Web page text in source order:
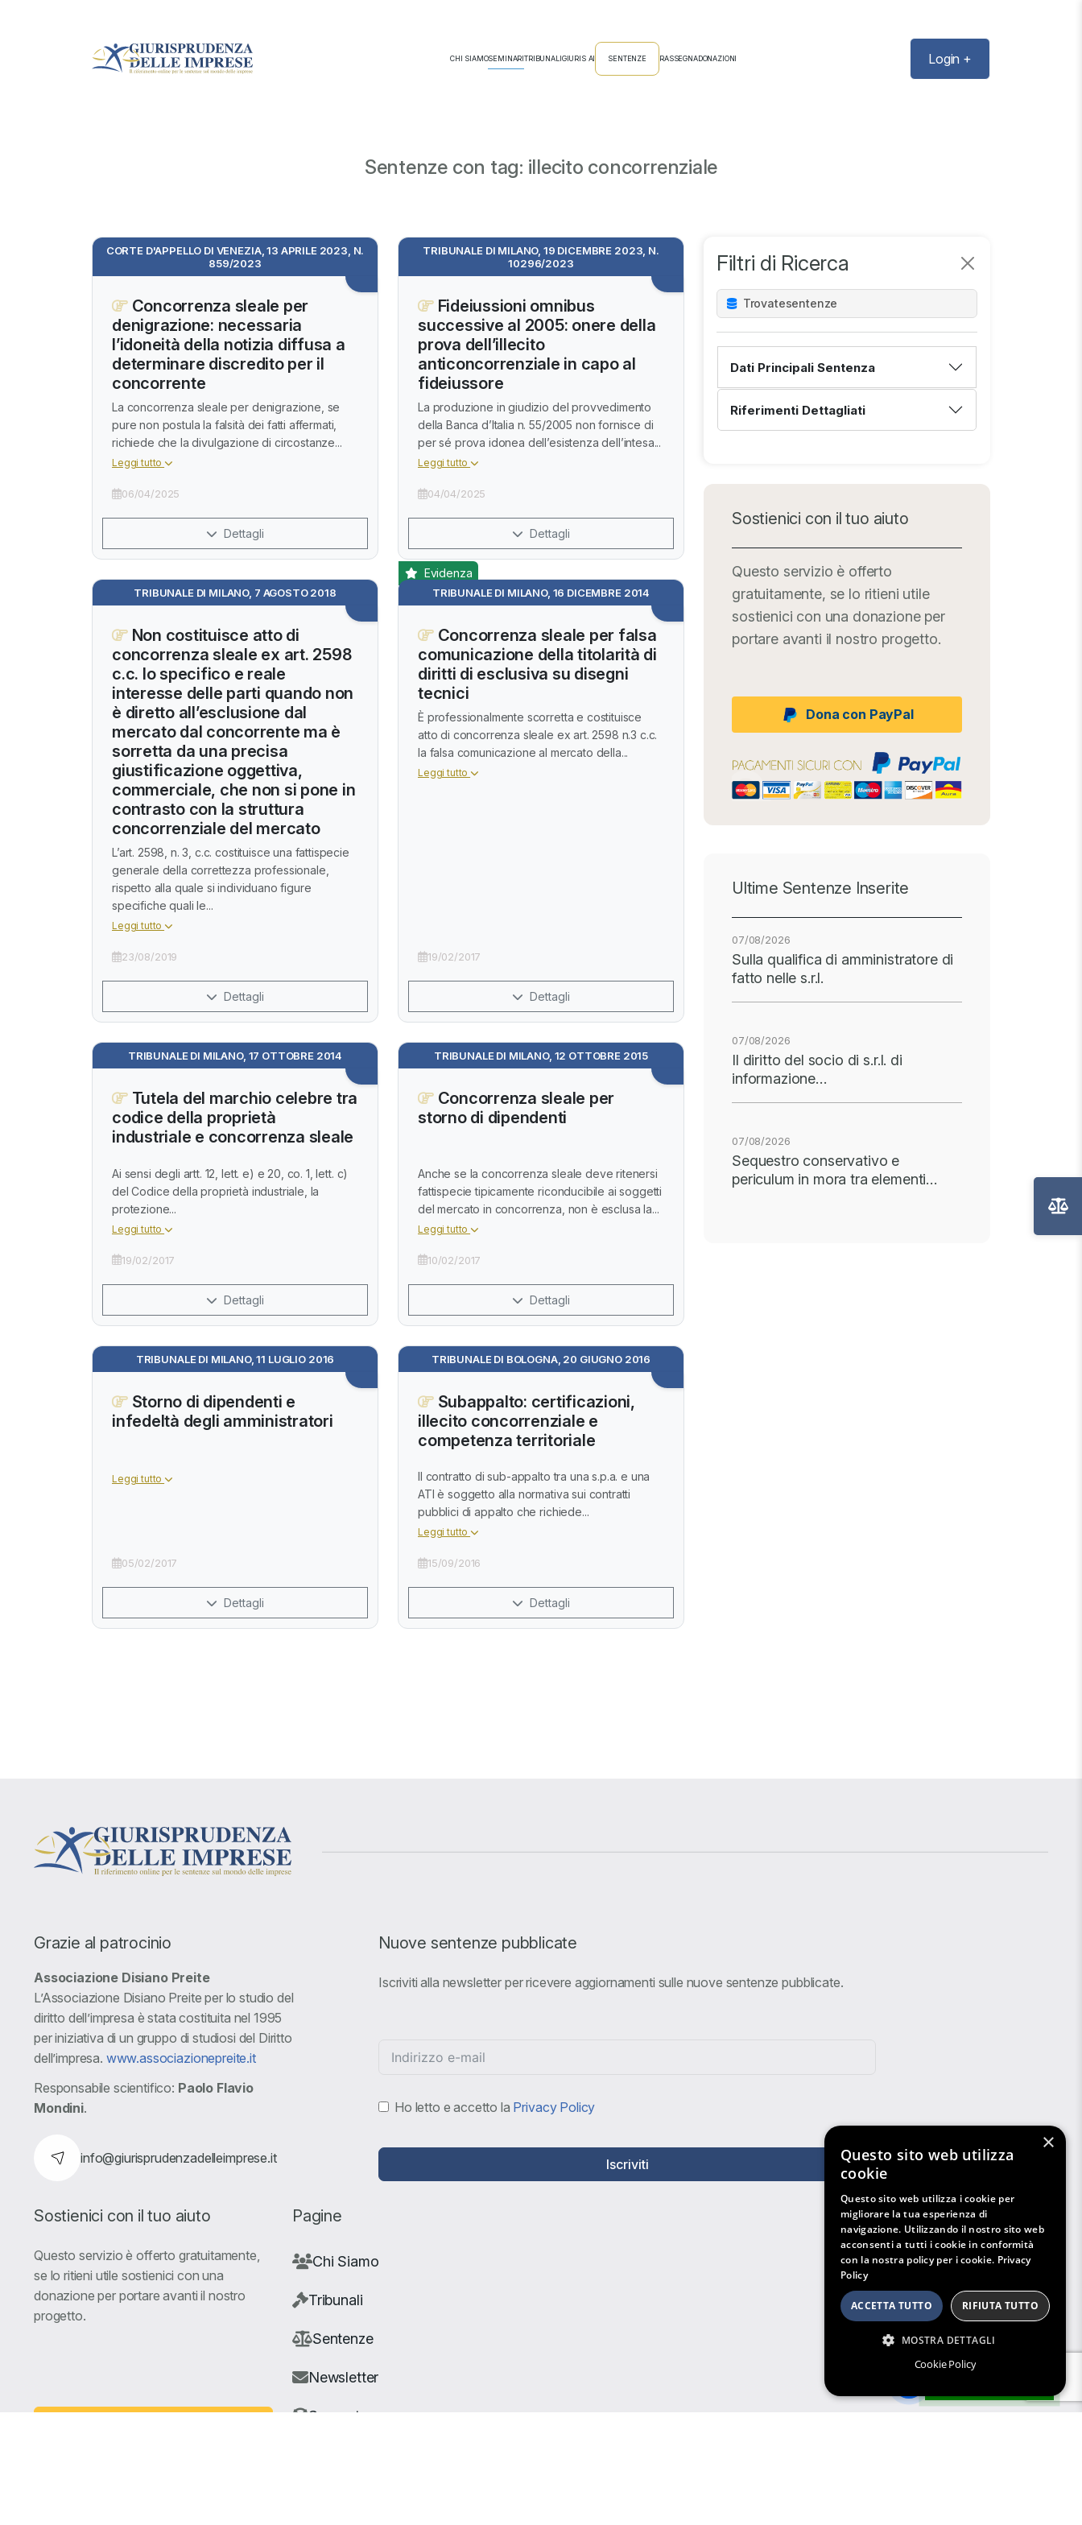
CHI SIAMOSEMINARITRIBUNALIGIURIS AI SENTENZE RASSEGNADONAZIONI Login +
Sentenze con tag: illecito concorrenziale
Filtri di Ricerca
Trovatesentenze
Dati Principali Sentenza
Riferimenti Dettagliati
Sostienici con il tuo aiuto
Questo servizio è offerto
gratuitamente, se lo ritieni utile
sostienici con una donazione per
portare avanti il nostro progetto.
Dona con PayPal
Ultime Sentenze Inserite
07/08/2026
Sulla qualifica di amministratore di
fatto nelle s.r.l.
07/08/2026
Il diritto del socio di s.r.l. di
informazione…
07/08/2026
Sequestro conservativo e
periculum in mora tra elementi…
CORTE D'APPELLO DI VENEZIA, 13 APRILE 2023, N.
859/2023
Concorrenza sleale per
denigrazione: necessaria
l’idoneità della notizia diffusa a
determinare discredito per il
concorrente
La concorrenza sleale per denigrazione, se
pure non postula la falsità dei fatti affermati,
richiede che la divulgazione di circostanze...
Leggi tutto
06/04/2025
Dettagli
TRIBUNALE DI MILANO, 19 DICEMBRE 2023, N.
10296/2023
Fideiussioni omnibus
successive al 2005: onere della
prova dell’illecito
anticoncorrenziale in capo al
fideiussore
La produzione in giudizio del provvedimento
della Banca d’Italia n. 55/2005 non fornisce di
per sé prova idonea dell’esistenza dell’intesa...
Leggi tutto
04/04/2025
Dettagli
TRIBUNALE DI MILANO, 7 AGOSTO 2018
Non costituisce atto di
concorrenza sleale ex art. 2598
c.c. lo specifico e reale
interesse delle parti quando non
è diretto all’esclusione dal
mercato dal concorrente ma è
sorretta da una precisa
giustificazione oggettiva,
commerciale, che non si pone in
contrasto con la struttura
concorrenziale del mercato
L’art. 2598, n. 3, c.c. costituisce una fattispecie
generale della correttezza professionale,
rispetto alla quale si individuano figure
specifiche quali le...
Leggi tutto
23/08/2019
Dettagli
TRIBUNALE DI MILANO, 16 DICEMBRE 2014
Evidenza
Concorrenza sleale per falsa
comunicazione della titolarità di
diritti di esclusiva su disegni
tecnici
È professionalmente scorretta e costituisce
atto di concorrenza sleale ex art. 2598 n.3 c.c.
la falsa comunicazione al mercato della...
Leggi tutto
19/02/2017
Dettagli
TRIBUNALE DI MILANO, 17 OTTOBRE 2014
Tutela del marchio celebre tra
codice della proprietà
industriale e concorrenza sleale
Ai sensi degli artt. 12, lett. e) e 20, co. 1, lett. c)
del Codice della proprietà industriale, la
protezione...
Leggi tutto
19/02/2017
Dettagli
TRIBUNALE DI MILANO, 12 OTTOBRE 2015
Concorrenza sleale per
storno di dipendenti
Anche se la concorrenza sleale deve ritenersi
fattispecie tipicamente riconducibile ai soggetti
del mercato in concorrenza, non è esclusa la...
Leggi tutto
10/02/2017
Dettagli
TRIBUNALE DI MILANO, 11 LUGLIO 2016
Storno di dipendenti e
infedeltà degli amministratori
Leggi tutto
05/02/2017
Dettagli
TRIBUNALE DI BOLOGNA, 20 GIUGNO 2016
Subappalto: certificazioni,
illecito concorrenziale e
competenza territoriale
Il contratto di sub-appalto tra una s.p.a. e una
ATI è soggetto alla normativa sui contratti
pubblici di appalto che richiede...
Leggi tutto
15/09/2016
Dettagli
Grazie al patrocinio
Associazione Disiano Preite
L’Associazione Disiano Preite per lo studio del
diritto dell’impresa è stata costituita nel 1995
per iniziativa di un gruppo di studiosi del Diritto
dell’impresa. www.associazionepreite.it
Responsabile scientifico: Paolo Flavio
Mondini.
info@giurisprudenzadelleimprese.it
Nuove sentenze pubblicate
Iscriviti alla newsletter per ricevere aggiornamenti sulle nuove sentenze pubblicate.
Ho letto e accetto la Privacy Policy
Iscriviti
Sostienici con il tuo aiuto
Questo servizio è offerto gratuitamente,
se lo ritieni utile sostienici con una
donazione per portare avanti il nostro
progetto.
Pagine
Chi Siamo
Tribunali
Sentenze
Newsletter
Supporto
×
Questo sito web utilizza
cookie
Questo sito web utilizza i cookie per
migliorare la tua esperienza di
navigazione. Utilizzando il nostro sito web
acconsenti a tutti i cookie in conformità
con la nostra policy per i cookie. Privacy
Policy
ACCETTA TUTTO RIFIUTA TUTTO
MOSTRA DETTAGLI
Cookie Policy